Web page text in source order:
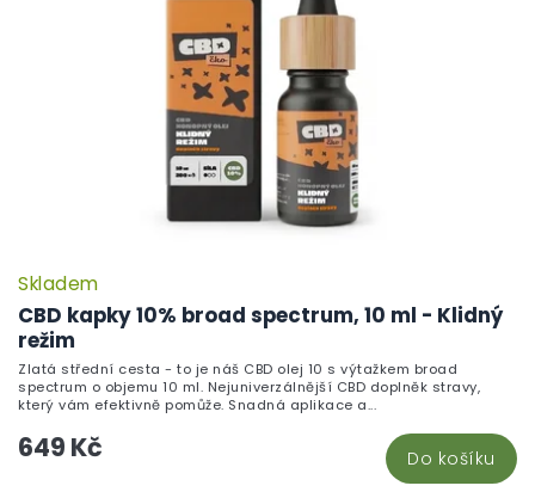
CBD kapky 10% broad spectrum, 10 ml - Klidný
režim
Skladem
649 Kč Do košíku
Zlatá střední cesta - to je náš CBD olej 10 s výtažkem broad
spectrum o objemu 10 ml. Nejuniverzálnější CBD doplněk stravy,
který vám efektivně pomůže. Snadná aplikace a...